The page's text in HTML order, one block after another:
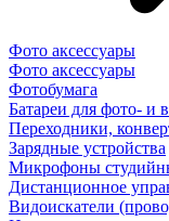
Фото аксессуары
Фото аксессуары
Фотобумага
Батареи для фото- и
Переходники,
Зарядные устройства
Микрофоны
Дистанционное
Видоискатели